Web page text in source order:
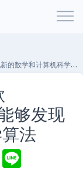
数学和计算机科学算法
够发现
法
K
a